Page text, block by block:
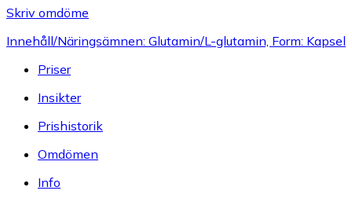
Skriv omdöme
Innehåll/Näringsämnen: Glutamin/L-glutamin, Form: Kapsel
Priser
Insikter
Prishistorik
Omdömen
Info